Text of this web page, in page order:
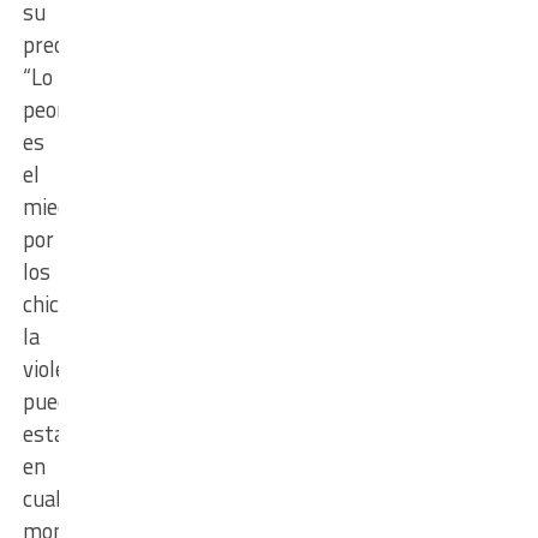
su
preocupación:
“Lo
peor
es
el
miedo
por
los
chicos,
la
violencia
puede
estallar
en
cualquier
momento.